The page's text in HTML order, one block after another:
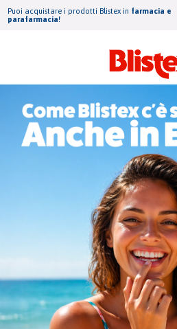
Puoi acquistare i prodotti Blistex in farmacia e
parafarmacia!